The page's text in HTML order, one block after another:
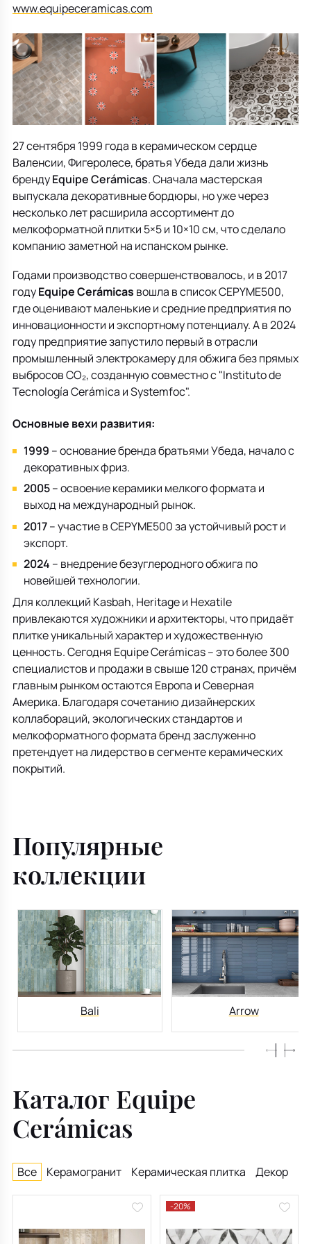
Все для кухни
Детская посуда
Пепельницы
Декоративные блюда
Душевая зона
Мебель для ванной
Аксессуары для ванной
Полотенцесушители, Радиаторы
Чехлы на подушку
Подушки-вкладыши
Мебель для хранения
Декор дома
Терраса и балкон
www.equipeceramicas.com
27 сентября 1999 года в керамическом сердце
Валенсии, Фигеролесе, братья Убеда дали жизнь
брендуEquipe Cerámicas. Сначала мастерская
выпускала декоративные бордюры, но уже через
несколько лет расширила ассортимент до
мелкоформатной плитки 5×5 и 10×10 см, что сделало
компанию заметной на испанском рынке.
Годами производство совершенствовалось, и в 2017
годуEquipe Cerámicas вошла в списокCEPYME500,
где оценивают маленькие и средние предприятия по
инновационности и экспортному потенциалу. А в 2024
году предприятие запустило первый в отрасли
промышленный электрокамеру для обжига без прямых
выбросов CO₂, созданную совместно с "Instituto de
Tecnología Cerámica и Systemfoc".
Основные вехи развития:
1999 – основание бренда братьями Убеда, начало с
декоративных фриз.
2005– освоение керамики мелкого формата и
выход на международный рынок.
2017– участие вCEPYME500за устойчивый рост и
экспорт.
2024 – внедрение безуглеродного обжига по
новейшей технологии.
Для коллекций Kasbah, Heritage и Hexatile
привлекаются художники и архитекторы, что придаёт
плитке уникальный характер и художественную
ценность. Сегодня Equipe Cerámicas – это более 300
специалистов и продажи в свыше 120 странах, причём
главным рынком остаются Европа и Северная
Америка. Благодаря сочетанию дизайнерских
коллабораций, экологических стандартов и
мелкоформатного формата бренд заслуженно
претендует на лидерство в сегменте керамических
покрытий.
Популярные
коллекции
Bali Arrow
Каталог Equipe
Cerámicas
Все Керамогранит Керамическая плитка Декор
-20%